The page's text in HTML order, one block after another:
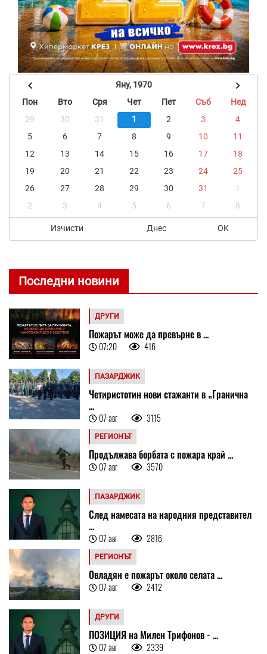
Яну, 1970
Пон
Вто Сря Чет Пет Съб
Нед
29
30 31 1 2 3
4
5
6 7 8 9 10
11
12
13 14 15 16 17
18
19
20 21 22 23 24
25
26
27 28 29 30 31
1
2
3 4 5 6 7 8
Изчисти Днес OK
Последни новини
ДРУГИ
Пожарът може да превърне в ...
07:20 416
ПАЗАРДЖИК
Четиристотин нови стажанти в „Гранична
...
07 авг 3115
РЕГИОНЪТ
Продължава борбата с пожара край ...
07 авг 3570
ПАЗАРДЖИК
След намесата на народния представител
...
07 авг 2816
РЕГИОНЪТ
Овладян е пожарът около селата ...
07 авг 2412
ДРУГИ
ПОЗИЦИЯ на Милен Трифонов - ...
07 авг 2339